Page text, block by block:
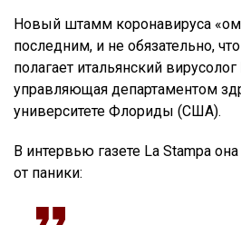
Новый штамм коронавируса
последним, и не обязательно,
полагает итальянский вирусолог
управляющая департаментом
университете Флориды (США).
В интервью газете La Stampa
от паники: